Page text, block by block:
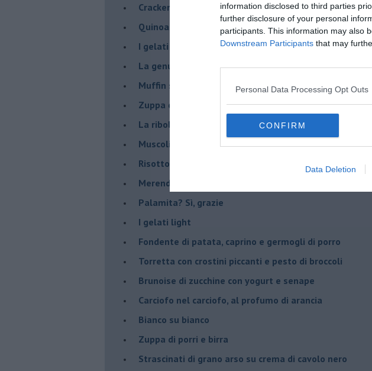
information disclosed to third parties
further disclosure of your personal
participants. This information may also
Downstream Participants that may
Personal Data Processing Opt Outs
CONFIRM
Data Deletion
Crackers di segale
Quinoa con Melone Mantovano IGP, Rucola, Croccante
I gelati salati
La genuinità come primo ingrediente
Muffin salati al curry e granny smith
Zuppa di porri alla birra, con ...
La ribollita
Muscoli ripieni
Risotto arancia e pistacchi mantecato con taleggio
Merenda da campioni
Palamita? Sì, grazie
I gelati light
Fondente di patata, caprino e germogli di porro
Torretta con crostini piccanti e pesto di broccoli
Brunoise di zucchine con yogurt e senape
Carciofo nel carciofo, al profumo di arancia
Bianco su bianco
Zuppa di porri e birra
Strascinati di grano arso su crema di cavolo nero